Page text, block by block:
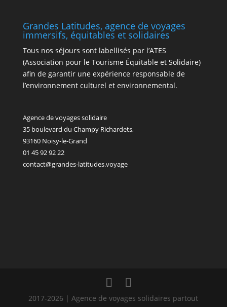
Grandes Latitudes, agence de voyages
immersifs, équitables et solidaires
Tous nos séjours sont labellisés par l’ATES
(Association pour le Tourisme Équitable et Solidaire)
afin de garantir une expérience responsable de
l’environnement culturel et environnemental.
Agence de voyages solidaire
35 boulevard du Champy Richardets,
93160 Noisy-le-Grand
01 45 92 92 22
contact@grandes-latitudes.voyage
2017-2026 | Agence de voyages solidaires partout